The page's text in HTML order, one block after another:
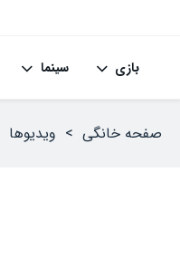
بازی سینما
صفحه خانگی > ویدیوها